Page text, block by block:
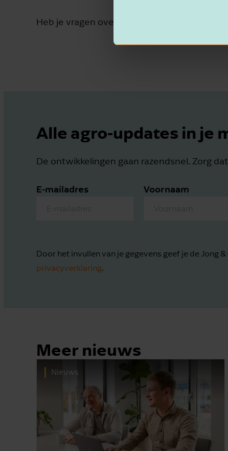
Heb je vragen over de afroming bij lease
Alle agro-updates in je
De ontwikkelingen gaan razendsnel. Zorg
E-mailadres Voornaam
Door het invullen van je gegevens geef je de Jong
privacyverklaring.
Meer nieuws
Nieuws